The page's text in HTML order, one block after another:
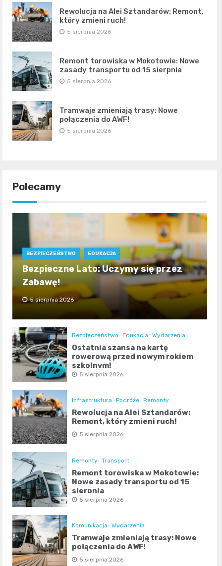
Rewolucja na Alei Sztandarów: Remont,
który zmieni ruch!
5 sierpnia 2026
Remont torowiska w Mokotowie: Nowe
zasady transportu od 15 sierpnia
5 sierpnia 2026
Tramwaje zmieniają trasy: Nowe
połączenia do AWF!
5 sierpnia 2026
Polecamy
BEZPIECZEŃSTWO EDUKACJA
Bezpieczne Lato: Uczymy się przez
Zabawę!
5 sierpnia 2026
Bezpieczeństwo Edukacja Wydarzenia
Ostatnia szansa na kartę
rowerową przed nowym rokiem
szkolnym!
5 sierpnia 2026
Infrastruktura Podróże Remonty
Rewolucja na Alei Sztandarów:
Remont, który zmieni ruch!
5 sierpnia 2026
Remonty Transport
Remont torowiska w Mokotowie:
Nowe zasady transportu od 15
sierpnia
5 sierpnia 2026
Komunikacja Wydarzenia
Tramwaje zmieniają trasy: Nowe
połączenia do AWF!
5 sierpnia 2026